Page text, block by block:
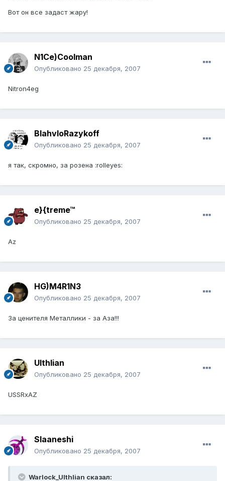
Вот он все задаст жару!
N1Ce)Coolman
Опубликовано 25 декабря, 2007
Nitron4eg
BlahvloRazykoff
Опубликовано 25 декабря, 2007
я так, скромно, за розена :rolleyes:
e}{treme™
Опубликовано 25 декабря, 2007
Az
HG)M4R1N3
Опубликовано 25 декабря, 2007
За ценителя Металлики - за Аза!!!
Ulthlian
Опубликовано 25 декабря, 2007
USSRxAZ
Slaaneshi
Опубликовано 25 декабря, 2007
Warlock_Ulthlian сказал: